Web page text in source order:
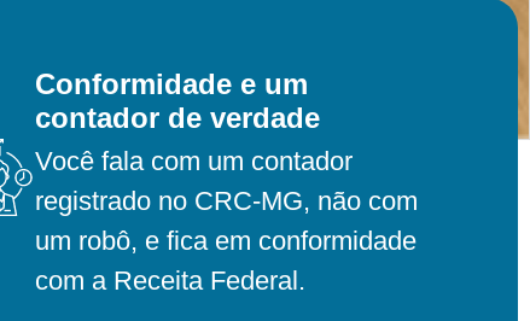
Conformidade e um
contador de verdade
Você fala com um contador
registrado no CRC-MG, não com
um robô, e fica em conformidade
com a Receita Federal.